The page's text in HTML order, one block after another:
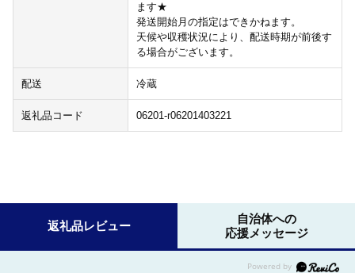
ます★
発送開始月の指定はできかねます。
天候や収穫状況により、配送時期が前後す
る場合がございます。
配送 冷蔵
返礼品コード 06201-r06201403221
返礼品レビュー
自治体への
応援メッセージ